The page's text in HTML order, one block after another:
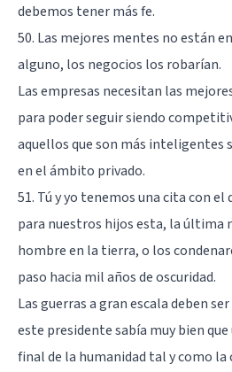
debemos tener más fe.
50. Las mejores mentes no están
alguno, los negocios los robarían.
Las empresas necesitan las
para poder seguir siendo
aquellos que son más inteligentes
en el ámbito privado.
51. Tú y yo tenemos una cita con
para nuestros hijos esta, la última
hombre en la tierra, o los
paso hacia mil años de oscuridad.
Las guerras a gran escala deben
este presidente sabía muy bien
final de la humanidad tal y como la